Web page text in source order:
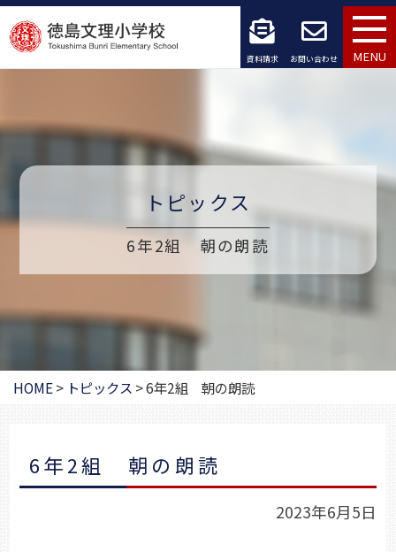
コ
ン
ン
ス
プ
資料請求 お問い合わせ MENU
トピックス
6年2組 朝の朗読
HOME> トピックス >6年2組 朝の朗読
6年2組 朝の朗読
2023年6月5日